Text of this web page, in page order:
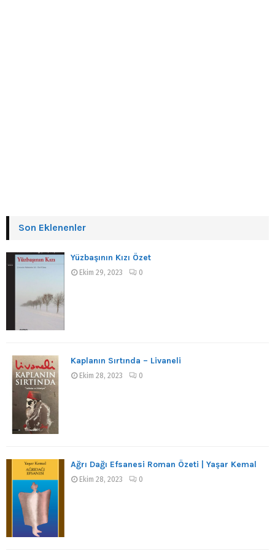
Son Eklenenler
Yüzbaşının Kızı Özet
Ekim 29, 2023 0
Kaplanın Sırtında – Livaneli
Ekim 28, 2023 0
Ağrı Dağı Efsanesi Roman Özeti | Yaşar Kemal
Ekim 28, 2023 0